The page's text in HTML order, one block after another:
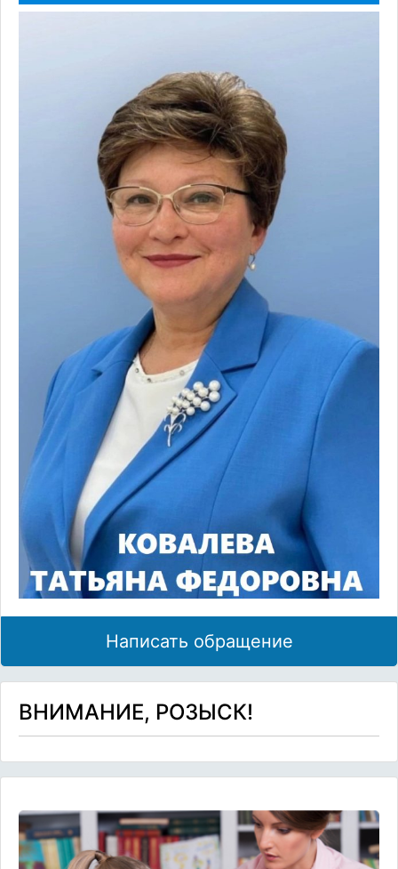
Написать обращение
ВНИМАНИЕ, РОЗЫСК!